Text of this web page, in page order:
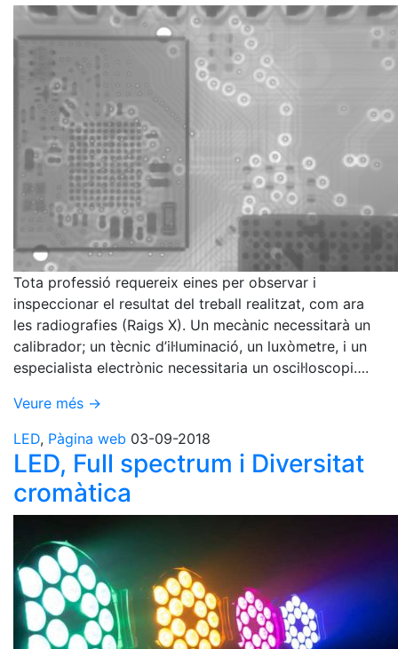
Tota professió requereix eines per observar i
inspeccionar el resultat del treball realitzat, com ara
les radiografies (Raigs X). Un mecànic necessitarà un
calibrador; un tècnic d’il·luminació, un luxòmetre, i un
especialista electrònic necessitaria un oscil·loscopi….
Veure més →
LED, Pàgina web 03-09-2018
LED, Full spectrum i Diversitat
cromàtica